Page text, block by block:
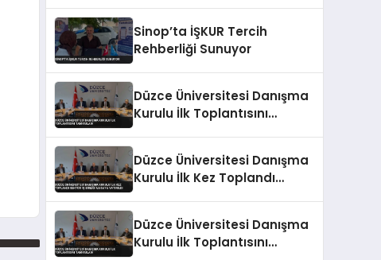
Sinop’ta İŞKUR Tercih
Rehberliği Sunuyor
Düzce Üniversitesi Danışma
Kurulu İlk Toplantısını
Düzce Üniversitesi Danışma
Kurulu İlk Kez Toplandı
Düzce Üniversitesi Danışma
Kurulu İlk Toplantısını